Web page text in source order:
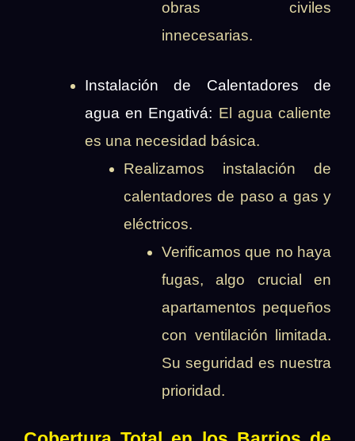
obras civiles
innecesarias.
Instalación de Calentadores de
agua en Engativá: El agua caliente
es una necesidad básica.
Realizamos instalación de
calentadores de paso a gas y
eléctricos.
Verificamos que no haya
fugas, algo crucial en
apartamentos pequeños
con ventilación limitada.
Su seguridad es nuestra
prioridad.